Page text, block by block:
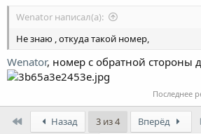
Wenator написал(а):
Не знаю , откуда такой номер,
Wenator, номер с обратной стороны
Последнее
Назад 3 из 4 Вперёд